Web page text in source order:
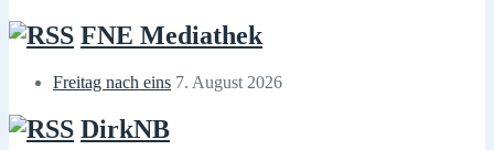
FNE Mediathek
Freitag nach eins 7. August 2026
DirkNB